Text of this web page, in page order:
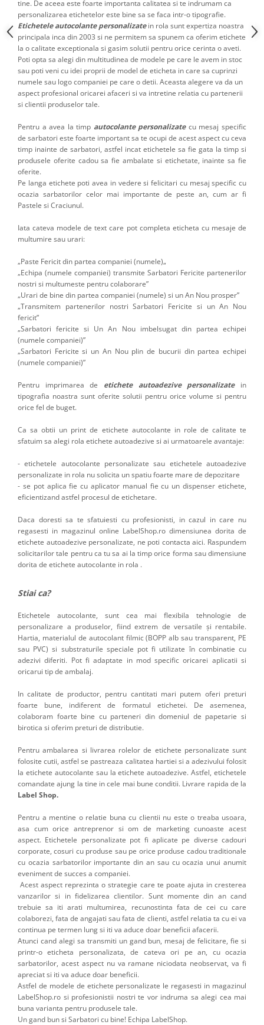
tine. De aceea este foarte importanta calitatea si te indrumam ca
personalizarea etichetelor este bine sa se faca intr-o tipografie.
Etichetele autocolante personalizatein rola sunt expertiza noastra
principala inca din 2003 si ne permitem sa spunem ca oferim etichete
la o calitate exceptionala si gasim solutii pentru orice cerinta o aveti.
Poti opta sa alegi din multitudinea de modele pe care le avem in stoc
sau poti veni cu idei proprii de model de eticheta in care sa cuprinzi
numele sau logo companiei pe care o detii. Aceasta alegere va da un
aspect profesional oricarei afaceri si va intretine relatia cu partenerii
si clientii produselor tale.
Pentru a avea la timp autocolante personalizatecu mesaj specific
de sarbatori este foarte important sa te ocupi de acest aspect cu ceva
timp inainte de sarbatori, astfel incat etichetele sa fie gata la timp si
produsele oferite cadou sa fie ambalate si etichetate, inainte sa fie
oferite.
Pe langa etichete poti avea in vedere si felicitari cu mesaj specific cu
ocazia sarbatorilor celor mai importante de peste an, cum ar fi
Pastele si Craciunul.
Iata cateva modele de text care pot completa eticheta cu mesaje de
multumire sau urari:
„Paste Fericit din partea companiei (numele)„
„Echipa (numele companiei) transmite Sarbatori Fericite partenerilor
nostri si multumeste pentru colaborare”
„Urari de bine din partea companiei (numele) si un An Nou prosper”
„Transmitem partenerilor nostri Sarbatori Fericite si un An Nou
fericit”
„Sarbatori fericite si Un An Nou imbelsugat din partea echipei
(numele companiei)”
„Sarbatori Fericite si un An Nou plin de bucurii din partea echipei
(numele companiei)”
Pentru imprimarea de etichete autoadezive personalizatein
tipografia noastra sunt oferite solutii pentru orice volume si pentru
orice fel de buget.
Ca sa obtii un print de etichete autocolante in role de calitate te
sfatuim sa alegi rola etichete autoadezive si ai urmatoarele avantaje:
- etichetele autocolante personalizate sau etichetele autoadezive
personalizate in rola nu solicita un spatiu foarte mare de depozitare
- se pot aplica fie cu aplicator manual fie cu un dispenser etichete,
eficientizand astfel procesul de etichetare.
Daca doresti sa te sfatuiesti cu profesionisti, in cazul in care nu
regasesti in magazinul online LabelShop.ro dimensiunea dorita de
etichete autoadezive personalizate, ne poti contacta aici. Raspundem
solicitarilor tale pentru ca tu sa ai la timp orice forma sau dimensiune
dorita de etichete autocolante in rola .
Stiai ca?
Etichetele autocolante, sunt cea mai flexibila tehnologie de
personalizare a produselor, fiind extrem de versatile și rentabile.
Hartia, materialul de autocolant filmic (BOPP alb sau transparent, PE
sau PVC) si substraturile speciale pot fi utilizate în combinatie cu
adezivi diferiti. Pot fi adaptate in mod specific oricarei aplicatii si
oricarui tip de ambalaj.
In calitate de productor, pentru cantitati mari putem oferi preturi
foarte bune, indiferent de formatul etichetei. De asemenea,
colaboram foarte bine cu parteneri din domeniul de papetarie si
birotica si oferim preturi de distributie.
Pentru ambalarea si livrarea rolelor de etichete personalizate sunt
folosite cutii, astfel se pastreaza calitatea hartiei si a adezivului folosit
la etichete autocolante sau la etichete autoadezive. Astfel, etichetele
comandate ajung la tine in cele mai bune conditii. Livrare rapida de la
Label Shop.
Pentru a mentine o relatie buna cu clientii nu este o treaba usoara,
asa cum orice antreprenor si om de marketing cunoaste acest
aspect. Etichetele personalizate pot fi aplicate pe diverse cadouri
corporate, cosuri cu produse sau pe orice produse cadou traditionale
cu ocazia sarbatorilor importante din an sau cu ocazia unui anumit
eveniment de succes a companiei.
Acest aspect reprezinta o strategie care te poate ajuta in cresterea
vanzarilor si in fidelizarea clientilor. Sunt momente din an cand
trebuie sa iti arati multumirea, recunostinta fata de cei cu care
colaborezi, fata de angajati sau fata de clienti, astfel relatia ta cu ei va
continua pe termen lung si iti va aduce doar beneficii afacerii.
Atunci cand alegi sa transmiti un gand bun, mesaj de felicitare, fie si
printr-o eticheta personalizata, de cateva ori pe an, cu ocazia
sarbatorilor, acest aspect nu va ramane niciodata neobservat, va fi
apreciat si iti va aduce doar beneficii.
Astfel de modele de etichete personalizate le regasesti in magazinul
LabelShop.ro si profesionistii nostri te vor indruma sa alegi cea mai
buna varianta pentru produsele tale.
Un gand bun si Sarbatori cu bine! Echipa LabelShop.